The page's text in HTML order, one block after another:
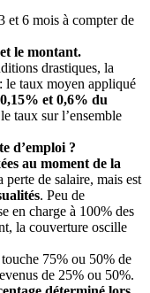
et 6 mois à compter de
le montant.
drastiques, la
le taux moyen appliqué
et 0,6% du
taux sur l’ensemble
d’emploi ?
au moment de la
de salaire, mais est
. Peu de
en charge à 100% des
la couverture oscille
75% ou 50% de
de 25% ou 50%.